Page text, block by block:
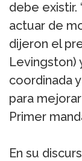
debe existir.
actuar de
dijeron el
Levingston)
coordinada
para
Primer
En su